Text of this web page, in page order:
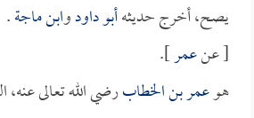
يصح، أخرج حديثهأبو داودوابن ماجة.
[ عنعمر].
هوعمر بن الخطابرضي الله تعالى عنه،